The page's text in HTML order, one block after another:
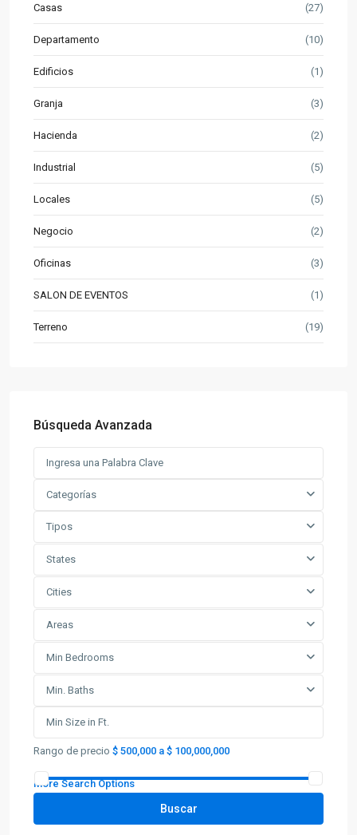
Casas (27)
Departamento (10)
Edificios (1)
Granja (3)
Hacienda (2)
Industrial (5)
Locales (5)
Negocio (2)
Oficinas (3)
SALON DE EVENTOS (1)
Terreno (19)
Búsqueda Avanzada
Categorías
Tipos
States
Cities
Areas
Min Bedrooms
Min. Baths
Rango de precio $ 500,000 a $ 100,000,000
More Search Options
Buscar